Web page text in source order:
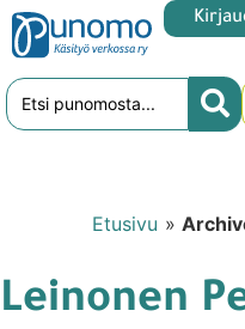
Etusivu »
Leinonen